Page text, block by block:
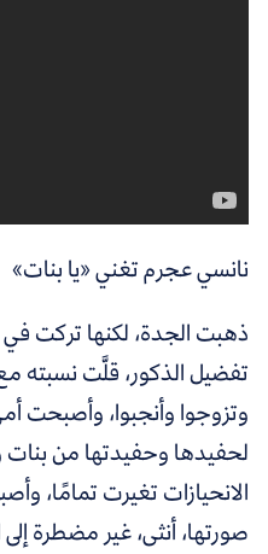
نانسي عجرم تغني «يا بنات»
ذهبت الجدة، لكنها تركت
تفضيل الذكور، قلَّت نسبته مع
وتزوجوا وأنجبوا،وأصبحت
لحفيدها وحفيدتها من بنات
الانحيازات تغيرت تمامًا،
صورتها، أنثى، غير مضطرة